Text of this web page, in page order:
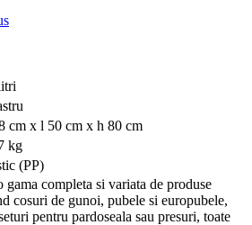
cm x l 50 cm x h 80 cm
kg
(PP)
completa si variata de produse
cosuri de gunoi, pubele si europubele,
pentru pardoseala sau presuri, toate